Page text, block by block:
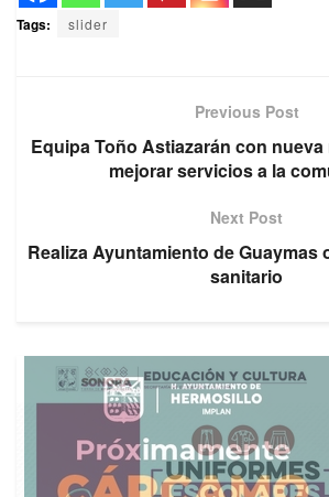
Tags: slider
Previous Post
Equipa Toño Astiazarán con
mejorar servicios a la
Next Post
Realiza Ayuntamiento de Guaymas
sanitario